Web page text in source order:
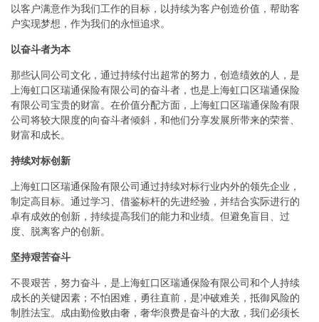
以客户满意作为我们工作的目标，以持续为客户创造价值，帮助客
户实现梦想，作为我们的永恒追求。
以奋斗者为本
那些认同公司文化，通过持续付出超常的努力，创造绩效的人，是
上海虹口区瑞通保险有限公司的奋斗者，也是上海虹口区瑞通保险
有限公司宝贵的财富。在价值分配方面，上海虹口区瑞通保险有限
公司将较大限度的向奋斗者倾斜，和他们分享发展所带来的荣誉、
财富和成长。
持续对标创新
上海虹口区瑞通保险有限公司通过持续对标行业内外的领先企业，
制定高目标。通过学习、借鉴标杆的先进经验，并结合实际进行的
卓有成效的创新，持续提高我们的能力和业绩。但避免盲目、过
度、脱离客户的创新。
坚持艰苦奋斗
不畏艰苦，努力奋斗，是上海虹口区瑞通保险有限公司和个人持续
成长的关键因素；不怕困难，勇往直前，是冲破难关，抵御风险的
制胜法宝。成由勤俭败由奢，奢华浪费是奋斗的大敌，我们必须长